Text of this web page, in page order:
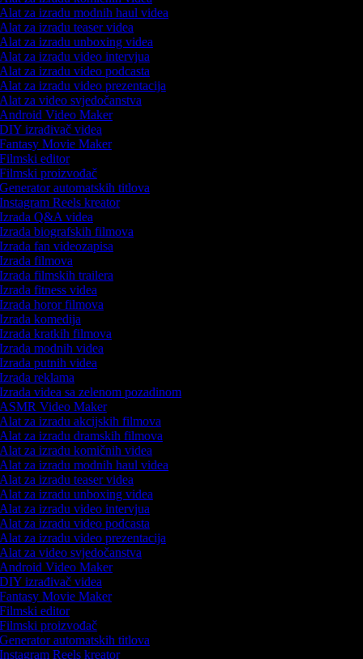
za izradu modnih haul videa
za izradu teaser videa
za izradu unboxing videa
za izradu video intervjua
za izradu video podcasta
za izradu video prezentacija
za video svjedočanstva
Video Maker
izrađivač videa
Movie Maker
editor
proizvođač
automatskih titlova
Reels kreator
Q&A videa
biografskih filmova
fan videozapisa
filmova
filmskih trailera
fitness videa
horor filmova
komedija
kratkih filmova
modnih videa
putnih videa
reklama
videa sa zelenom pozadinom
Video Maker
za izradu akcijskih filmova
za izradu dramskih filmova
za izradu komičnih videa
za izradu modnih haul videa
za izradu teaser videa
za izradu unboxing videa
za izradu video intervjua
za izradu video podcasta
za izradu video prezentacija
za video svjedočanstva
Video Maker
izrađivač videa
Movie Maker
editor
proizvođač
automatskih titlova
Reels kreator